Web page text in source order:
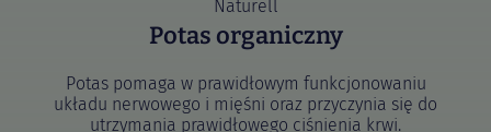
Naturell
Potas organiczny
Potas pomaga w prawidłowym funkcjonowaniu
układu nerwowego i mięśni oraz przyczynia się do
utrzymania prawidłowego ciśnienia krwi.